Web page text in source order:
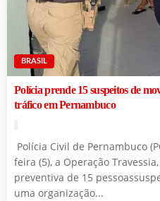
BRASIL
Polícia prende 15 suspeitos de
tráfico em Pernambuco
Polícia Civil de Pernambuco
feira (5), a Operação
preventiva de 15
uma organização...